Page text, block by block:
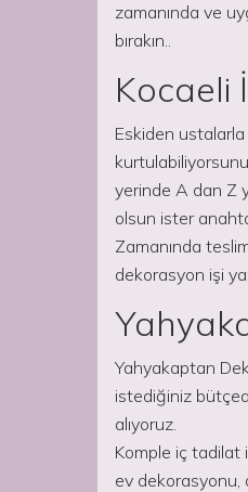
zamanında ve
bırakın..
Kocaeli
Eskiden
yerinde A dan Z
olsun ister
Zamanında
dekorasyon işi
Yahyakaptan
istediğiniz
alıyoruz.
Komple iç tadilat
ev dekorasyonu,